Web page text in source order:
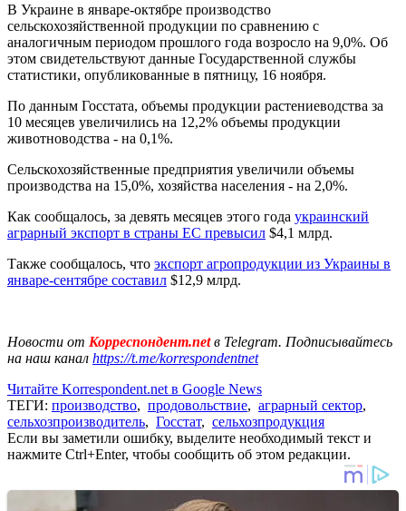
В Украине в январе-октябре производство
сельскохозяйственной продукции по сравнению с
аналогичным периодом прошлого года возросло на 9,0%. Об
этом свидетельствуют данные Государственной службы
статистики, опубликованные в пятницу, 16 ноября.
По данным Госстата, объемы продукции растениеводства за
10 месяцев увеличились на 12,2% объемы продукции
животноводства - на 0,1%.
Сельскохозяйственные предприятия увеличили объемы
производства на 15,0%, хозяйства населения - на 2,0%.
Как сообщалось, за девять месяцев этого года украинский
аграрный экспорт в страны ЕС превысил $4,1 млрд.
Также сообщалось, что экспорт агропродукции из Украины в
январе-сентябре составил $12,9 млрд.
Новости от Корреспондент.netв Telegram. Подписывайтесь
на наш канал https://t.me/korrespondentnet
Читайте Korrespondent.net в Google News
ТЕГИ: производство, продовольствие, аграрный сектор,
сельхозпроизводитель, Госстат, сельхозпродукция
Если вы заметили ошибку, выделите необходимый текст и
нажмите Ctrl+Enter, чтобы сообщить об этом редакции.